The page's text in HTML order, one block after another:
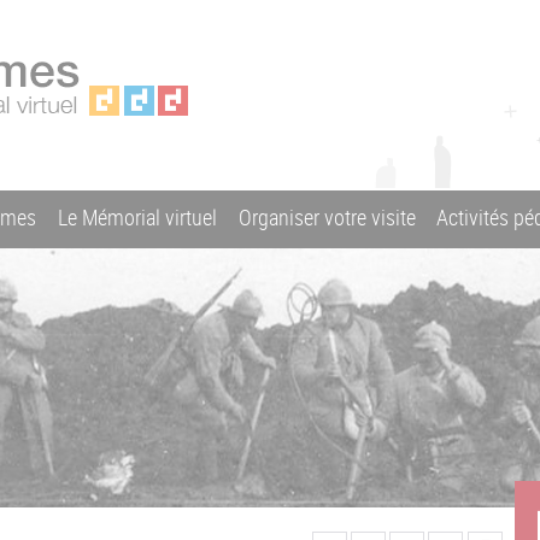
Le Mémorial virtuel Organiser votre visite Activités